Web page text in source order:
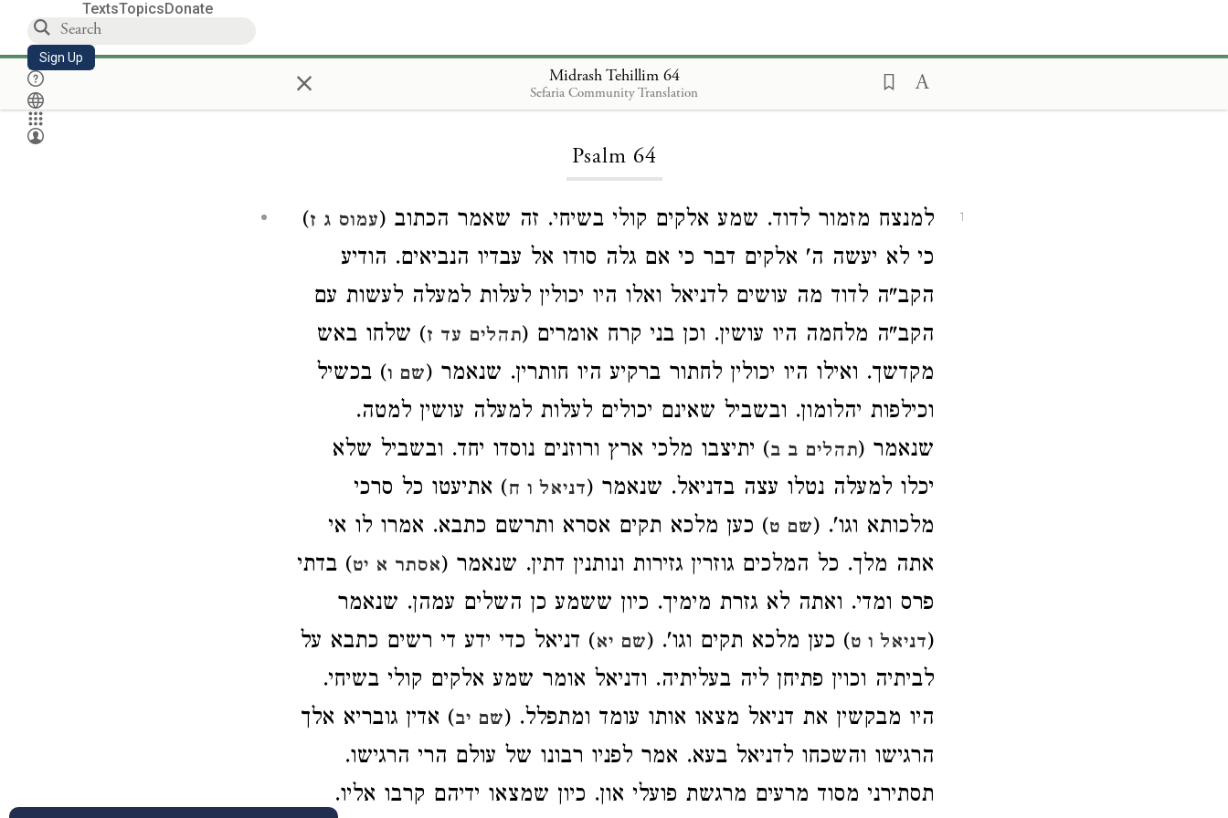
TextsTopicsDonate
Sign Up × Midrash Tehillim 64
Sefaria Community Translation
Loading...
Psalm 64
1 למנצח מזמור לדוד. שמע אלקים קולי בשיחי. זה שאמר הכתוב (עמוס ג ז)
כי לא יעשה ה' אלקים דבר כי אם גלה סודו אל עבדיו הנביאים. הודיע
הקב"ה לדוד מה עושים לדניאל ואלו היו יכולין לעלות למעלה לעשות עם
הקב"ה מלחמה היו עושין. וכן בני קרח אומרים (תהלים עד ז) שלחו באש
מקדשך. ואילו היו יכולין לחתור ברקיע היו חותרין. שנאמר (שם ו) בכשיל
וכילפות יהלומון. ובשביל שאינם יכולים לעלות למעלה עושין למטה.
שנאמר (תהלים ב ב) יתיצבו מלכי ארץ ורוזנים נוסדו יחד. ובשביל שלא
יכלו למעלה נטלו עצה בדניאל. שנאמר (דניאל ו ח) אתיעטו כל סרכי
מלכותא וגו'. (שם ט) כען מלכא תקים אסרא ותרשם כתבא. אמרו לו אי
אתה מלך. כל המלכים גוזרין גזירות ונותנין דתין. שנאמר (אסתר א יט) בדתי
פרס ומדי. ואתה לא גזרת מימיך. כיון ששמע כן השלים עמהן. שנאמר
(דניאל ו ט) כען מלכא תקים וגו'. (שם יא) דניאל כדי ידע די רשים כתבא על
לביתיה וכוין פתיחן ליה בעליתיה. ודניאל אומר שמע אלקים קולי בשיחי.
היו מבקשין את דניאל מצאו אותו עומד ומתפלל. (שם יב) אדין גובריא אלך
הרגישו והשכחו לדניאל בעא. אמר לפניו רבונו של עולם הרי הרגישו.
תסתירני מסוד מרעים מרגשת פועלי און. כיון שמצאו ידיהם קרבו אליו.